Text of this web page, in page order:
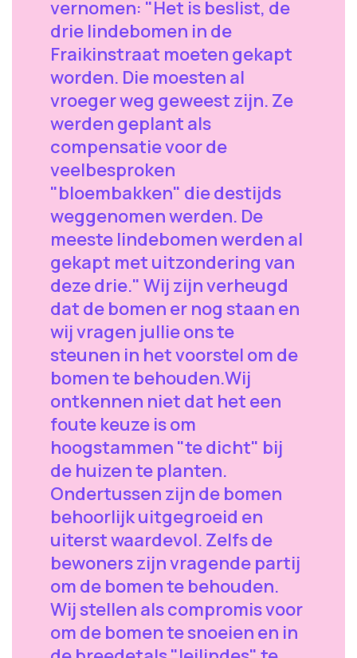
vernomen: "Het is beslist, de
drie lindebomen in de
Fraikinstraat moeten gekapt
worden. Die moesten al
vroeger weg geweest zijn. Ze
werden geplant als
compensatie voor de
veelbesproken
"bloembakken" die destijds
weggenomen werden. De
meeste lindebomen werden al
gekapt met uitzondering van
deze drie." Wij zijn verheugd
dat de bomen er nog staan en
wij vragen jullie ons te
steunen in het voorstel om de
bomen te behouden.Wij
ontkennen niet dat het een
foute keuze is om
hoogstammen "te dicht" bij
de huizen te planten.
Ondertussen zijn de bomen
behoorlijk uitgegroeid en
uiterst waardevol. Zelfs de
bewoners zijn vragende partij
om de bomen te behouden.
Wij stellen als compromis voor
om de bomen te snoeien en in